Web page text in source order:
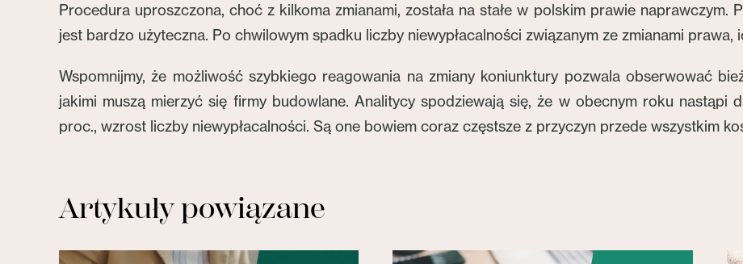
Procedura uproszczona, choć z kilkoma zmianami, została na stałe w polskim prawie naprawczym.
jest bardzo użyteczna. Po chwilowym spadku liczby niewypłacalności związanym ze zmianami prawa,
Wspomnijmy, że możliwość szybkiego reagowania na zmiany koniunktury pozwala obserwować
jakimi muszą mierzyć się firmy budowlane. Analitycy spodziewają się, że w obecnym roku nastąpi
proc., wzrost liczby niewypłacalności. Są one bowiem coraz częstsze z przyczyn przede wszystkim
Artykuły powiązane